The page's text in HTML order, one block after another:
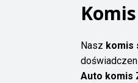
Nasz komis
Auto komis